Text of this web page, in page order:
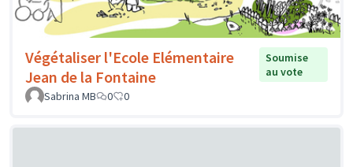
Végétaliser l'Ecole Elémentaire
Jean de la Fontaine
Soumise
au vote
Sabrina MB
0 0